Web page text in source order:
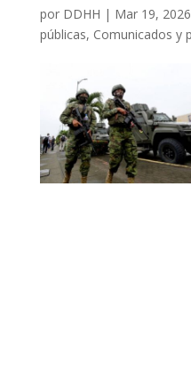
por DDHH | Mar 19, 2026
públicas, Comunicados y